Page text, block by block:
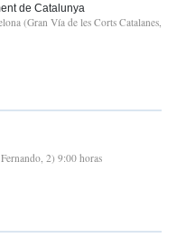
de Catalunya
(Gran Vía de les Corts Catalanes,
2) 9:00 horas